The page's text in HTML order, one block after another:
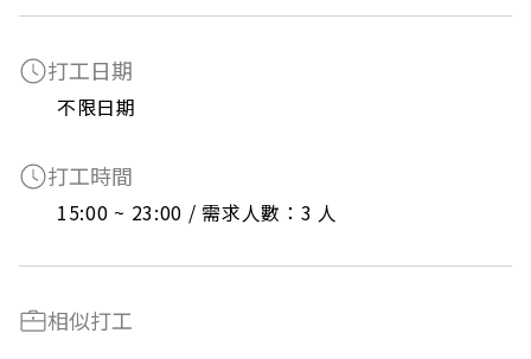
打工日期
不限日期
打工時間
15:00 ~ 23:00 / 需求人數：3 人
相似打工